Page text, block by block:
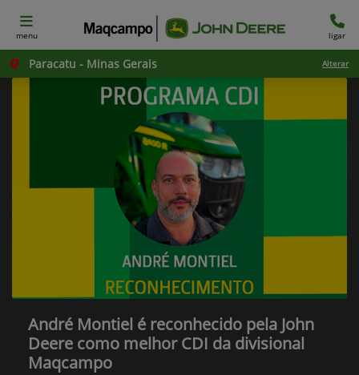
menu ligar
Paracatu - Minas Gerais Alterar
André Montiel é reconhecido pela John
Deere como melhor CDI da divisional
Maqcampo